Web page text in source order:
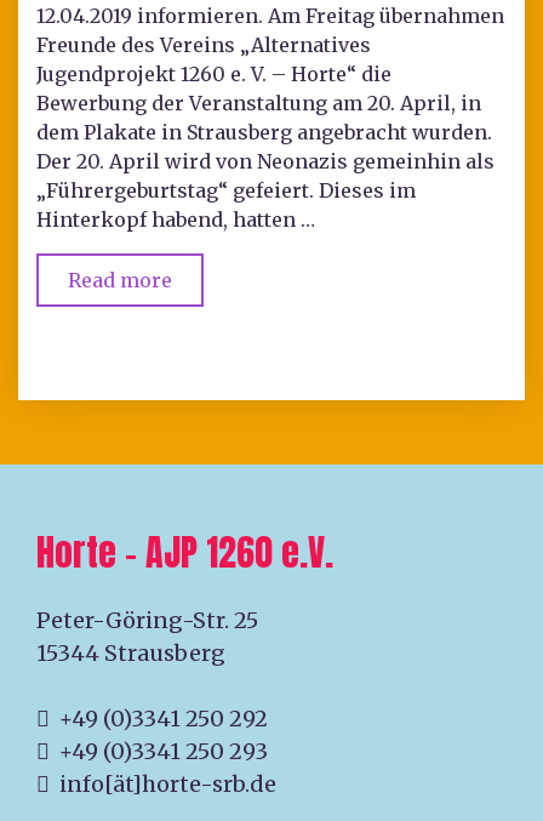
12.04.2019 informieren. Am Freitag übernahmen
Freunde des Vereins „Alternatives
Jugendprojekt 1260 e. V. – Horte“ die
Bewerbung der Veranstaltung am 20. April, in
dem Plakate in Strausberg angebracht wurden.
Der 20. April wird von Neonazis gemeinhin als
„Führergeburtstag“ gefeiert. Dieses im
Hinterkopf habend, hatten …
Read more
Horte – AJP 1260 e.V.
Peter-Göring-Str. 25
15344 Strausberg
+49 (0)3341 250 292
+49 (0)3341 250 293
info[ät]horte-srb.de